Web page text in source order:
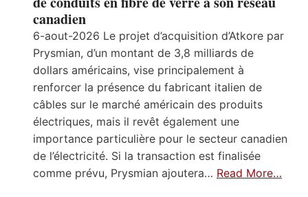
canadien
6-aout-2026 Le projet d’acquisition d’Atkore par
Prysmian, d’un montant de 3,8 milliards de
dollars américains, vise principalement à
renforcer la présence du fabricant italien de
câbles sur le marché américain des produits
électriques, mais il revêt également une
importance particulière pour le secteur canadien
de l’électricité. Si la transaction est finalisée
comme prévu, Prysmian ajoutera… Read More…